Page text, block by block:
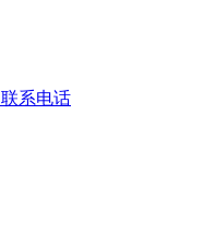
联系电话